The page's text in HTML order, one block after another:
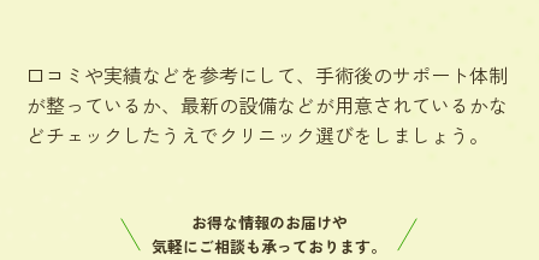
口コミや実績などを参考にして、手術後のサポート体制
が整っているか、最新の設備などが用意されているかな
どチェックしたうえでクリニック選びをしましょう。
お得な情報のお届けや
気軽にご相談も承っております。